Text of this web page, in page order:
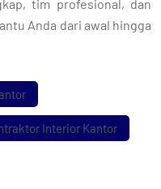
tim profesional, dan
Anda dari awal hingga
Interior Kantor